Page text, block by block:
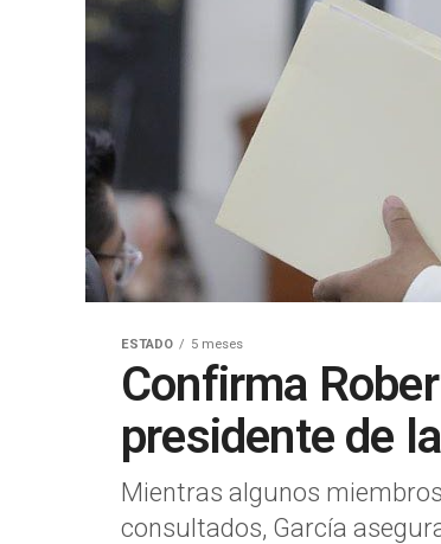
ESTADO 5 meses
Confirma
presidente de
Mientras algunos
consultados, García